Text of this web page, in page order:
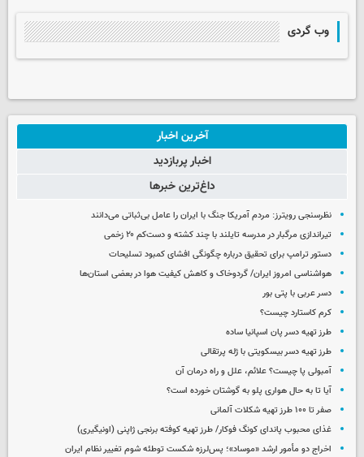
وب گردی
آخرین اخبار
اخبار پربازدید
داغ‌ترین خبرها
نظرسنجی رویترز: مردم آمریکا جنگ با ایران را عامل بی‌ثباتی می‌دانند
تیراندازی مرگبار در مدرسه‌ تایلند با چند کشته و دست‌کم ۲۰ زخمی
دستور ترامپ برای تحقیق درباره چگونگی افشای کمبود تسلیحات
هواشناسی امروز ایران/ گردوخاک و کاهش کیفیت هوا در بعضی استان‌ها
دسر عربی با پتی بور
کرم کاستارد چیست؟
طرز تهیه دسر پان اسپانیا ساده
طرز تهیه دسر بیسکویتی با ژله پرتقالی
آمبولی پا چیست؟ علائم، علل و راه درمان آن
آیا تا به حال هواری پلو به گوشتان خورده است؟
صفر تا ۱۰۰ طرز تهیه شکلات آلمانی
غذای محبوب پاندای کونگ فوکار/ طرز تهیه کوفته برنجی ژاپنی (اونیگیری)
اخراج دو مأمور ارشد «موساد»؛ پس‌لرزه شکست توطئه شوم تغییر نظام ایران